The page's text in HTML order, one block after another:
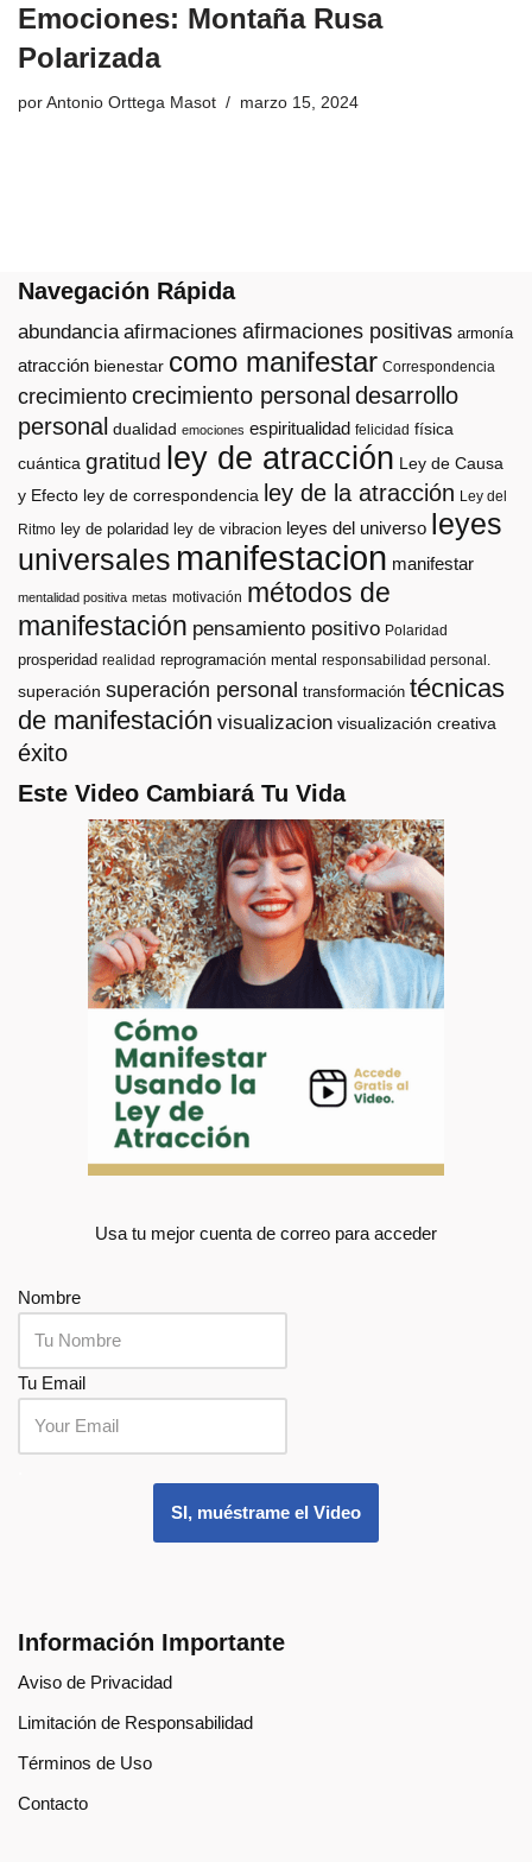
Emociones: Montaña Rusa
Polarizada
por Antonio Orttega Masot marzo 15, 2024
Navegación Rápida
abundancia afirmaciones afirmaciones positivas armonía
atracción bienestar como manifestar Correspondencia
crecimiento crecimiento personal desarrollo
personal dualidad emociones espiritualidad felicidad física
cuántica gratitud ley de atracción Ley de Causa
y Efecto ley de correspondencia ley de la atracción Ley del
Ritmo ley de polaridad ley de vibracion leyes del universo
leyes
universales manifestacion manifestar
mentalidad positiva metas motivación métodos de
manifestación pensamiento positivo Polaridad
prosperidad realidad reprogramación mental responsabilidad personal.
superación superación personal transformación técnicas
de manifestación visualizacion visualización creativa
éxito
Este Video Cambiará Tu Vida
Usa tu mejor cuenta de correo para acceder
Nombre
Tu Email
SI, muéstrame el Video
Información Importante
Aviso de Privacidad
Limitación de Responsabilidad
Términos de Uso
Contacto